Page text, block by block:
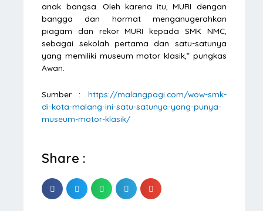
anak bangsa. Oleh karena itu, MURI dengan
bangga dan hormat menganugerahkan
piagam dan rekor MURI kepada SMK NMC,
sebagai sekolah pertama dan satu-satunya
yang memiliki museum motor klasik,” pungkas
Awan.
Sumber : https://malangpagi.com/wow-smk-
di-kota-malang-ini-satu-satunya-yang-punya-
museum-motor-klasik/
Share :